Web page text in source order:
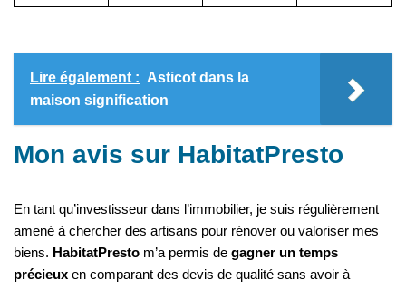
Lire également : Asticot dans la
maison signification
Mon avis sur HabitatPresto
En tant qu’investisseur dans l’immobilier, je suis régulièrement
amené à chercher des artisans pour rénover ou valoriser mes
biens. HabitatPresto m’a permis de gagner un temps
précieux en comparant des devis de qualité sans avoir à